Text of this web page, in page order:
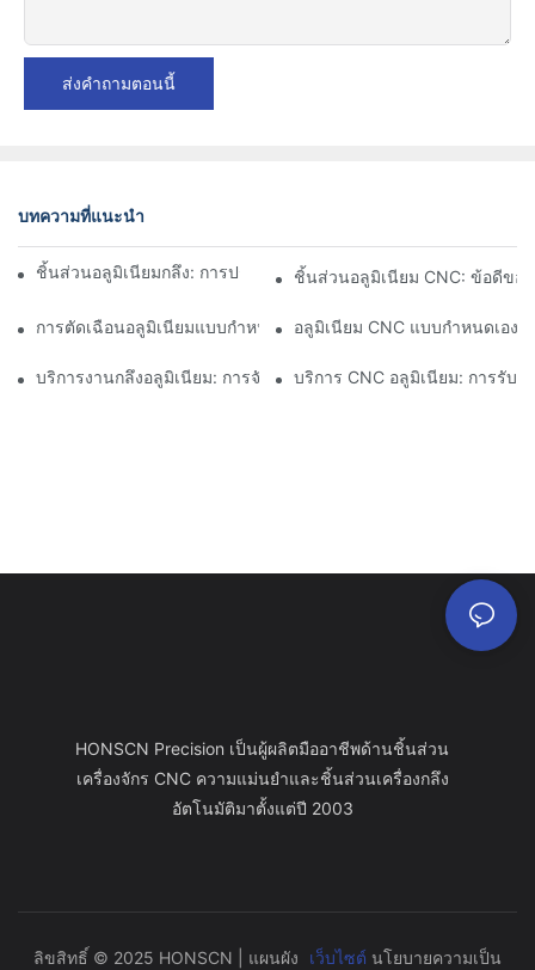
ส่งคำถามตอนนี้
บทความที่แนะนำ
ชิ้นส่วนอลูมิเนียมกลึง: การปรับแต่งสำหรับตลาดเฉพาะกลุ่ม
ชิ้นส่วนอลูมิเนียม CNC: ข้อดีขอ
การตัดเฉือนอลูมิเนียมแบบกำหนดเอง: การสำรวจนวัตกรรมอุตสาหก
อลูมิเนียม CNC แบบกำหนดเอง
บริการงานกลึงอลูมิเนียม: การจัดการโครงการที่ครอบคลุม
บริการ CNC อลูมิเนียม: การรับ
HONSCN Precision เป็นผู้ผลิตมืออาชีพด้านชิ้นส่วน
เครื่องจักร CNC ความแม่นยำและชิ้นส่วนเครื่องกลึง
อัตโนมัติมาตั้งแต่ปี 2003
ลิขสิทธิ์ © 2025 HONSCN | แผนผัง เว็บไซต์ นโยบายความเป็น